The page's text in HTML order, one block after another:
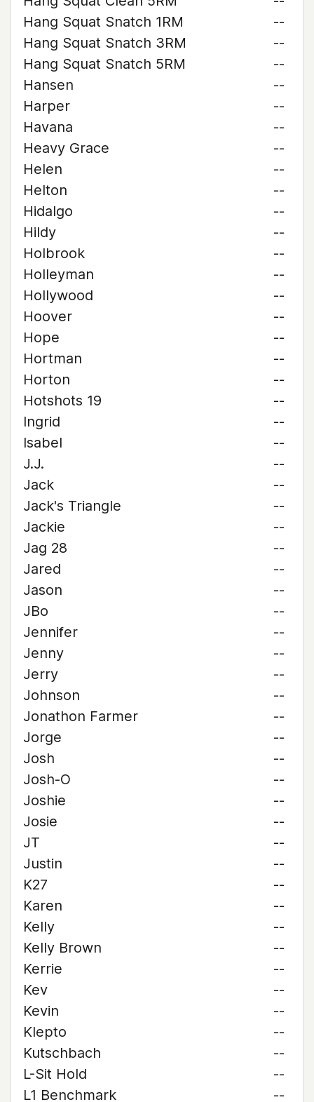
Hang Squat Snatch 1RM
--
Hang Squat Snatch 3RM
--
Hang Squat Snatch 5RM
--
Hansen
--
Harper
--
Havana
--
Heavy Grace
--
Helen
--
Helton
--
Hidalgo
--
Hildy
--
Holbrook
--
Holleyman
--
Hollywood
--
Hoover
--
Hope
--
Hortman
--
Horton
--
Hotshots 19
--
Ingrid
--
Isabel
--
J.J.
--
Jack
--
Jack's Triangle
--
Jackie
--
Jag 28
--
Jared
--
Jason
--
JBo
--
Jennifer
--
Jenny
--
Jerry
--
Johnson
--
Jonathon Farmer
--
Jorge
--
Josh
--
Josh-O
--
Joshie
--
Josie
--
JT
--
Justin
--
K27
--
Karen
--
Kelly
--
Kelly Brown
--
Kerrie
--
Kev
--
Kevin
--
Klepto
--
Kutschbach
--
L-Sit Hold
--
L1 Benchmark
--